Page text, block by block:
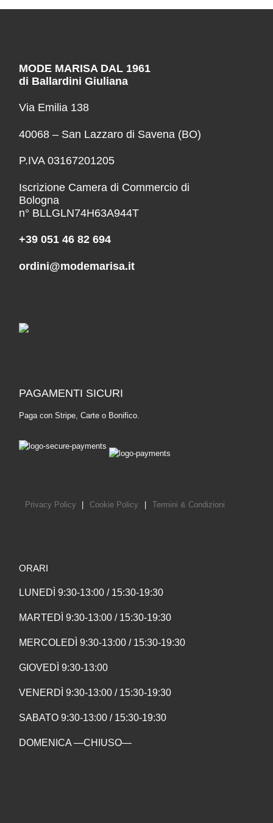
MODE MARISA DAL 1961
di Ballardini Giuliana
Via Emilia 138
40068 – San Lazzaro di Savena (BO)
P.IVA 03167201205
Iscrizione Camera di Commercio di
Bologna
n° BLLGLN74H63A944T
+39 051 46 82 694
ordini@modemarisa.it
PAGAMENTI SICURI
Paga con Stripe, Carte o Bonifico.
Privacy Policy Cookie Policy Termini & Condizioni
ORARI
LUNEDÌ 9:30-13:00 / 15:30-19:30
MARTEDÌ 9:30-13:00 / 15:30-19:30
MERCOLEDÌ 9:30-13:00 / 15:30-19:30
GIOVEDÌ 9:30-13:00
VENERDÌ 9:30-13:00 / 15:30-19:30
SABATO 9:30-13:00 / 15:30-19:30
DOMENICA —CHIUSO—